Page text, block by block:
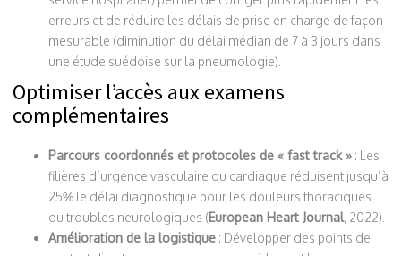
erreurs et de réduire les délais de prise en charge de façon
mesurable (diminution du délai médian de 7 à 3 jours dans
une étude suédoise sur la pneumologie).
Optimiser l’accès aux examens
complémentaires
Parcours coordonnés et protocoles de « fast track » : Les
filières d’urgence vasculaire ou cardiaque réduisent jusqu’à
25% le délai diagnostique pour les douleurs thoraciques
ou troubles neurologiques (European Heart Journal, 2022).
Amélioration de la logistique : Développer des points de